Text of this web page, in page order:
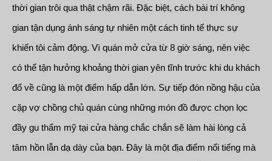
thời gian trôi qua thật chậm rãi. Đặc biệt, cách bài trí không
gian tận dụng ánh sáng tự nhiên một cách tinh tế thực sự
khiến tôi cảm động. Vì quán mở cửa từ 8 giờ sáng, nên việc
có thể tận hưởng khoảng thời gian yên tĩnh trước khi du khách
đổ về cũng là một điểm hấp dẫn lớn. Sự tiếp đón nồng hậu của
cặp vợ chồng chủ quán cùng những món đồ được chọn lọc
đầy gu thẩm mỹ tại cửa hàng chắc chắn sẽ làm hài lòng cả
tâm hồn lẫn dạ dày của bạn. Đây là một địa điểm nổi tiếng mà